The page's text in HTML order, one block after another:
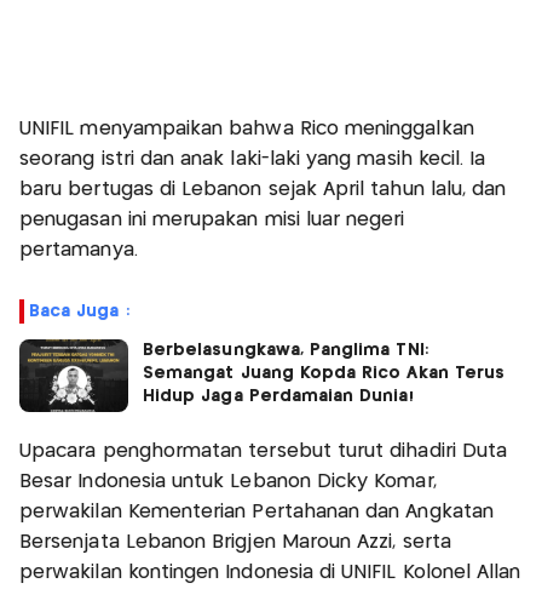
UNIFIL menyampaikan bahwa Rico meninggalkan
seorang istri dan anak laki-laki yang masih kecil. Ia
baru bertugas di Lebanon sejak April tahun lalu, dan
penugasan ini merupakan misi luar negeri
pertamanya.
Baca Juga :
Berbelasungkawa, Panglima TNI:
Semangat Juang Kopda Rico Akan Terus
Hidup Jaga Perdamaian Dunia!
Upacara penghormatan tersebut turut dihadiri Duta
Besar Indonesia untuk Lebanon Dicky Komar,
perwakilan Kementerian Pertahanan dan Angkatan
Bersenjata Lebanon Brigjen Maroun Azzi, serta
perwakilan kontingen Indonesia di UNIFIL Kolonel Allan